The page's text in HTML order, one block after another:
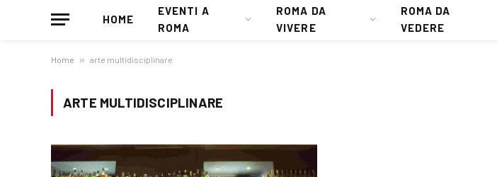
HOME
EVENTI A
ROMA
ROMA DA
VIVERE
ROMA DA
VEDERE
Home » arte multidisciplinare
ARTE MULTIDISCIPLINARE